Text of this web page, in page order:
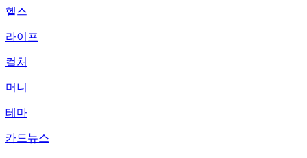
헬스
라이프
컬처
머니
테마
카드뉴스